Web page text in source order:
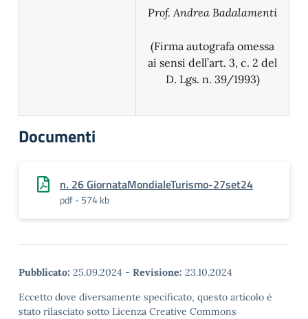
Prof. Andrea Badalamenti
(Firma autografa omessa
ai sensi dell’art. 3, c. 2 del
D. Lgs. n. 39/1993)
Documenti
n. 26 GiornataMondialeTurismo-27set24
pdf - 574 kb
Pubblicato: 25.09.2024 - Revisione: 23.10.2024
Eccetto dove diversamente specificato, questo articolo è
stato rilasciato sotto Licenza Creative Commons